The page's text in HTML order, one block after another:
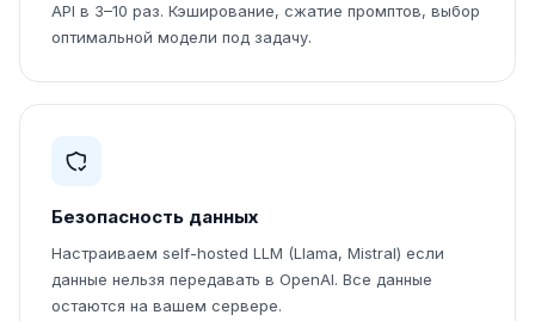
API в 3–10 раз. Кэширование, сжатие промптов, выбор
оптимальной модели под задачу.
Безопасность данных
Настраиваем self-hosted LLM (Llama, Mistral) если
данные нельзя передавать в OpenAI. Все данные
остаются на вашем сервере.